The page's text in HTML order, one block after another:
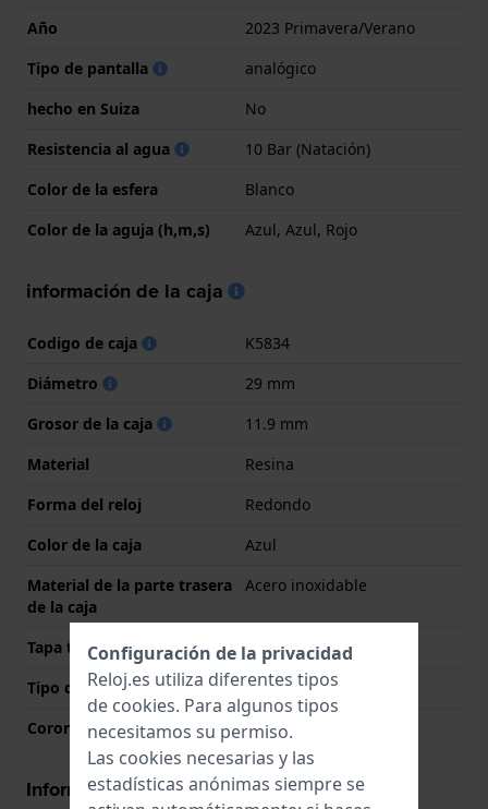
Año
2023 Primavera/Verano
Tipo de pantalla
analógico
hecho en Suiza
No
Resistencia al agua
10 Bar (Natación)
Color de la esfera
Blanco
Color de la aguja (h,m,s)
Azul, Azul, Rojo
información de la caja
Codigo de caja
K5834
Diámetro
29 mm
Grosor de la caja
11.9 mm
Material
Resina
Forma del reloj
Redondo
Color de la caja
Azul
Material de la parte trasera
de la caja
Acero inoxidable
Tapa trasera
Cerrado con tornillos
Tipo de cristal
Mineral
Corona
Corona tipo push
Información del movimiento
Configuración de la privacidad
Reloj.es utiliza diferentes tipos
de cookies. Para algunos tipos
necesitamos su permiso.
Las cookies necesarias y las
estadísticas anónimas siempre se